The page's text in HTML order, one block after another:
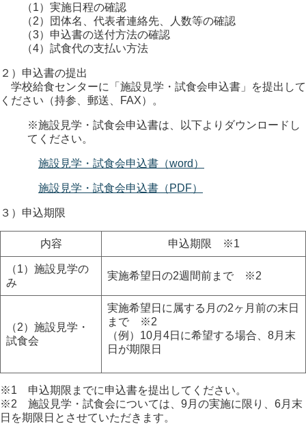
（1）実施日程の確認
（2）団体名、代表者連絡先、人数等の確認
（3）申込書の送付方法の確認
（4）試食代の支払い方法
２）申込書の提出
学校給食センターに「施設見学・試食会申込書」を提出して
ください（持参、郵送、FAX）。
※施設見学・試食会申込書は、以下よりダウンロードし
てください。
施設見学・試食会申込書（word）
施設見学・試食会申込書（PDF）
３）申込期限
内容 申込期限 ※1
（1）施設見学の
み
実施希望日の2週間前まで ※2
（2）施設見学・
試食会
実施希望日に属する月の2ヶ月前の末日
まで ※2
（例）10月4日に希望する場合、8月末
日が期限日
※1 申込期限までに申込書を提出してください。
※2 施設見学・試食会については、9月の実施に限り、6月末
日を期限日とさせていただきます。